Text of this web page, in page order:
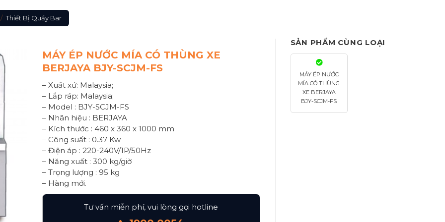
/ Thiết Bị Quầy Bar
MÁY ÉP NƯỚC MÍA CÓ THÙNG XE
BERJAYA BJY-SCJM-FS
– Xuất xứ: Malaysia;
– Lắp ráp: Malaysia;
– Model : BJY-SCJM-FS
– Nhãn hiệu : BERJAYA
– Kích thước : 460 x 360 x 1000 mm
– Công suất : 0.37 Kw
– Điện áp : 220-240V/1P/50Hz
– Năng xuất : 300 kg/giờ
– Trọng lượng : 95 kg
– Hàng mới.
Tư vấn miễn phí, vui lòng gọi hotline
SẢN PHẨM CÙNG LOẠI
MÁY ÉP NƯỚC
MÍA CÓ THÙNG
XE BERJAYA
BJY-SCJM-FS